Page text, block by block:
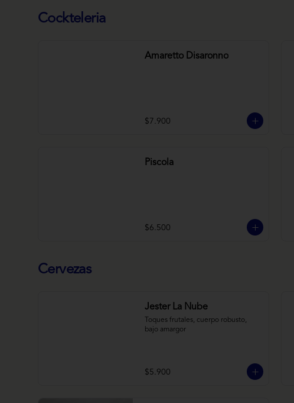
Cockteleria
Amaretto Disaronno
$7.900
Piscola
$6.500
Cervezas
Jester La Nube
Toques frutales, cuerpo robusto,
bajo amargor
$5.900